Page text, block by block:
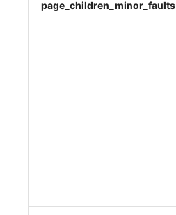
page_children_minor_faults